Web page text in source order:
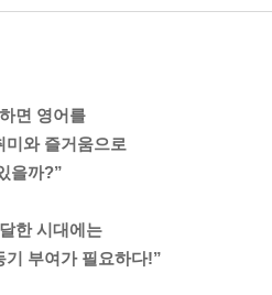
면 영어를
미와 즐거움으로
을까?”
한 시대에는
기 부여가 필요하다!”